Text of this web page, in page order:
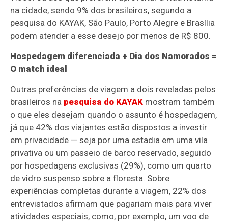
na cidade, sendo 9% dos brasileiros, segundo a
pesquisa do KAYAK, São Paulo, Porto Alegre e Brasília
podem atender a esse desejo por menos de R$ 800.
Hospedagem diferenciada + Dia dos Namorados =
O match ideal
Outras preferências de viagem a dois reveladas pelos
brasileiros na pesquisa do KAYAK mostram também
o que eles desejam quando o assunto é hospedagem,
já que 42% dos viajantes estão dispostos a investir
em privacidade — seja por uma estadia em uma vila
privativa ou um passeio de barco reservado, seguido
por hospedagens exclusivas (29%), como um quarto
de vidro suspenso sobre a floresta. Sobre
experiências completas durante a viagem, 22% dos
entrevistados afirmam que pagariam mais para viver
atividades especiais, como, por exemplo, um voo de